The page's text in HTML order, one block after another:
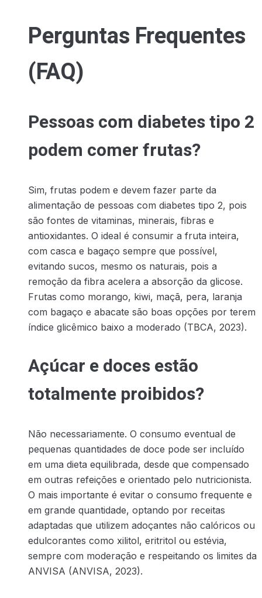
Perguntas Frequentes
(FAQ)
Pessoas com diabetes tipo 2
podem comer frutas?
Sim, frutas podem e devem fazer parte da
alimentação de pessoas com diabetes tipo 2, pois
são fontes de vitaminas, minerais, fibras e
antioxidantes. O ideal é consumir a fruta inteira,
com casca e bagaço sempre que possível,
evitando sucos, mesmo os naturais, pois a
remoção da fibra acelera a absorção da glicose.
Frutas como morango, kiwi, maçã, pera, laranja
com bagaço e abacate são boas opções por terem
índice glicêmico baixo a moderado (TBCA, 2023).
Açúcar e doces estão
totalmente proibidos?
Não necessariamente. O consumo eventual de
pequenas quantidades de doce pode ser incluído
em uma dieta equilibrada, desde que compensado
em outras refeições e orientado pelo nutricionista.
O mais importante é evitar o consumo frequente e
em grande quantidade, optando por receitas
adaptadas que utilizem adoçantes não calóricos ou
edulcorantes como xilitol, eritritol ou estévia,
sempre com moderação e respeitando os limites da
ANVISA (ANVISA, 2023).